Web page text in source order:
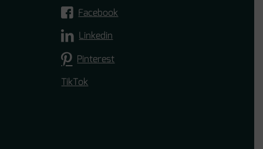
Facebook
Linkedin
Pinterest
TikTok